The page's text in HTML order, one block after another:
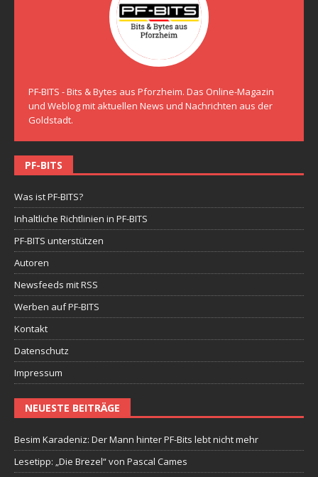
PF-BITS - Bits & Bytes aus Pforzheim. Das Online-Magazin
und Weblog mit aktuellen News und Nachrichten aus der
Goldstadt.
PF-BITS
Was ist PF-BITS?
Inhaltliche Richtlinien in PF-BITS
PF-BITS unterstützen
Autoren
Newsfeeds mit RSS
Werben auf PF-BITS
Kontakt
Datenschutz
Impressum
NEUESTE BEITRÄGE
Besim Karadeniz: Der Mann hinter PF-Bits lebt nicht mehr
Lesetipp: „Die Brezel“ von Pascal Cames